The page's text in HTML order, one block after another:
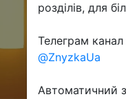
розділів, для
Телеграм
@ZnyzkaUa
Автоматичний